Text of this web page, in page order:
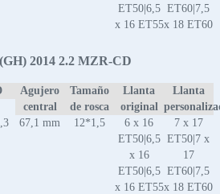
ET50|6,5
x 16 ET55
ET60|7,5
x 18 ET60
2014 2.2 MZR-CD
Agujero
central
Tamaño
de rosca
Llanta
original
Llanta
67,1 mm 12*1,5
6 x 16
ET50|6,5
x 16
ET50|6,5
x 16 ET55
7 x 17
ET50|7 x
17
ET60|7,5
x 18 ET60